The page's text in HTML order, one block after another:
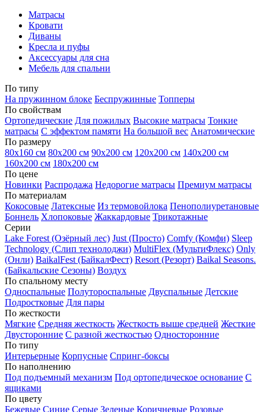
Матрасы
Кровати
Диваны
Кресла и пуфы
Аксессуары для сна
Мебель для спальни
По типу
На пружинном блоке Беспружинные Топперы
По свойствам
Ортопедические Для пожилых Высокие матрасы Тонкие
матрасы С эффектом памяти На большой вес Анатомические
По размеру
80х160 см 80х200 см 90х200 см 120х200 см 140х200 см
160х200 см 180х200 см
По цене
Новинки Распродажа Недорогие матрасы Премиум матрасы
По материалам
Кокосовые Латексные Из термовойлока Пенополиуретановые
Боннель Хлопоковые Жаккардовые Трикотажные
Серии
Lake Forest (Озёрный лес) Just (Просто) Comfy (Комфи) Sleep
Technology (Слип технолоджи) MultiFlex (МультиФлекс) Only
(Онли) BaikalFest (БайкалФест) Resort (Резорт) Baikal Seasons.
(Байкальские Сезоны) Воздух
По спальному месту
Односпальные Полутороспальные Двуспальные Детские
Подростковые Для пары
По жесткости
Мягкие Средняя жесткость Жесткость выше средней Жесткие
Двусторонние С разной жесткостью Односторонние
По типу
Интерьерные Корпусные Спринг-боксы
По наполнению
Под подъемный механизм Под ортопедическое основание С
ящиками
По цвету
Бежевые Синие Серые Зеленые Коричневые Розовые